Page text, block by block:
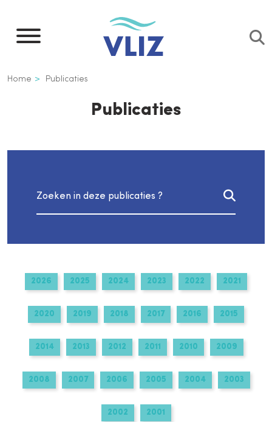
naar
inhoud
Kruimelpad
Home Publicaties
Publicaties
2026 2025 2024 2023 2022 2021
2020 2019 2018 2017 2016 2015
2014 2013 2012 2011 2010 2009
2008 2007 2006 2005 2004 2003
2002 2001